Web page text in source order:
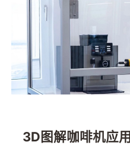
3D图解咖啡机应用